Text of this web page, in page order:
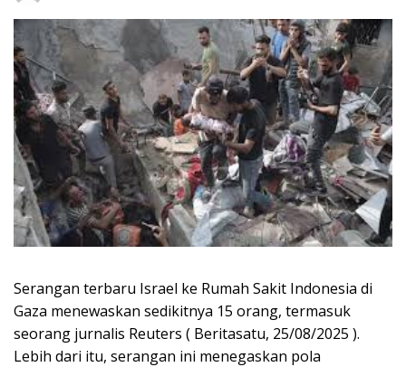
Serangan terbaru Israel ke Rumah Sakit Indonesia di
Gaza menewaskan sedikitnya 15 orang, termasuk
seorang jurnalis Reuters ( Beritasatu, 25/08/2025 ).
Lebih dari itu, serangan ini menegaskan pola